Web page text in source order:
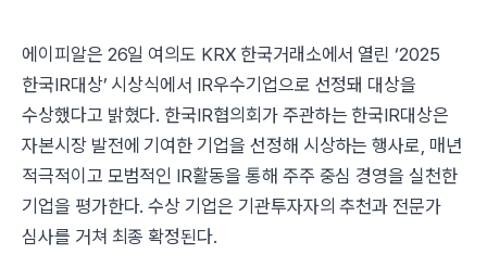
에이피알은 26일 여의도 KRX 한국거래소에서 열린 ‘2025
한국IR대상’ 시상식에서 IR우수기업으로 선정돼 대상을
수상했다고 밝혔다. 한국IR협의회가 주관하는 한국IR대상은
자본시장 발전에 기여한 기업을 선정해 시상하는 행사로, 매년
적극적이고 모범적인 IR활동을 통해 주주 중심 경영을 실천한
기업을 평가한다. 수상 기업은 기관투자자의 추천과 전문가
심사를 거쳐 최종 확정된다.